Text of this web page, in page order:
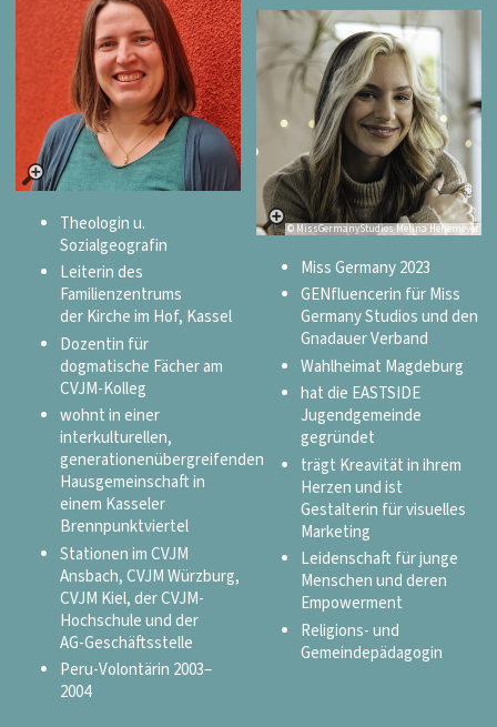
Theologin u.
Sozialgeografin
Leiterin des
Familienzentrums
der Kirche im Hof, Kassel
Dozentin für
dogmatische Fächer am
CVJM-Kolleg
wohnt in einer
interkulturellen,
generationenübergreifenden
Hausgemeinschaft in
einem Kasseler
Brennpunktviertel
Stationen im CVJM
Ansbach, CVJM Würzburg,
CVJM Kiel, der CVJM-
Hochschule und der
AG-Geschäftsstelle
Peru-Volontärin 2003–
2004
© MissGermanyStudios Melina Hehemeyer
Miss Germany 2023
GENfluencerin für Miss
Germany Studios und den
Gnadauer Verband
Wahlheimat Magdeburg
hat die EASTSIDE
Jugendgemeinde
gegründet
trägt Kreavität in ihrem
Herzen und ist
Gestalterin für visuelles
Marketing
Leidenschaft für junge
Menschen und deren
Empowerment
Religions- und
Gemeindepädagogin